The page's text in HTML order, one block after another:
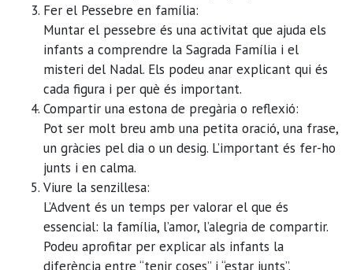
Fer el Pessebre en família:
Muntar el pessebre és una activitat que ajuda els
infants a comprendre la Sagrada Família i el
misteri del Nadal. Els podeu anar explicant qui és
cada figura i per què és important.
Compartir una estona de pregària o reflexió:
Pot ser molt breu amb una petita oració, una frase,
un gràcies pel dia o un desig. L’important és fer-ho
junts i en calma.
Viure la senzillesa:
L’Advent és un temps per valorar el que és
essencial: la família, l’amor, l’alegria de compartir.
Podeu aprofitar per explicar als infants la
diferència entre “tenir coses” i “estar junts”.